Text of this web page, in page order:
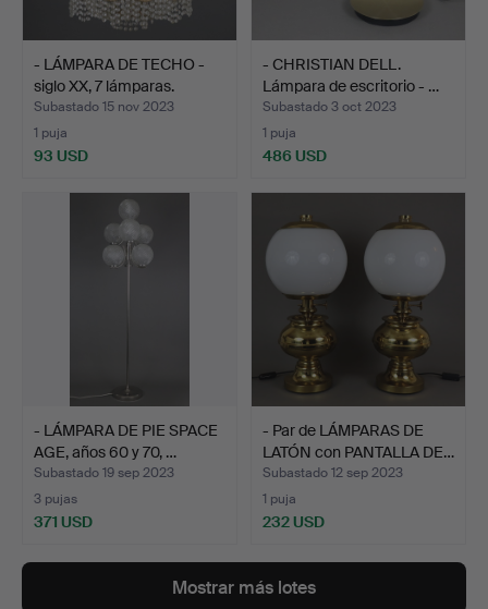
- LÁMPARA DE TECHO -
siglo XX, 7 lámparas.
Subastado 15 nov 2023
1 puja
93 USD
- CHRISTIAN DELL.
Lámpara de escritorio - …
Subastado 3 oct 2023
1 puja
486 USD
- LÁMPARA DE PIE SPACE
AGE, años 60 y 70, …
Subastado 19 sep 2023
3 pujas
371 USD
- Par de LÁMPARAS DE
LATÓN con PANTALLA DE…
Subastado 12 sep 2023
1 puja
232 USD
Mostrar más lotes